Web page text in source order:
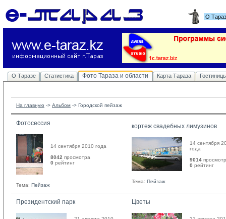
О
О Таразе Статистика Фото Тараза и области Карта Тараза
На главную -> Альбом -> Городской пейзаж
Фотосессия
14 сентября 2010 года
8042 просмотра
0 рейтинг
Тема: Пейзаж
кортеж свадебных лимузинов
14 сентября
года
9014
0 рейтинг
Тема: Пейзаж
Президентский парк Цветы